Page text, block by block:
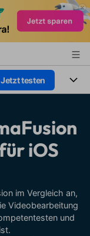
Jetzt testen
iOS
im Vergleich an,
Videobearbeitung
und